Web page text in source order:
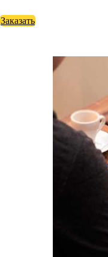
Заказать